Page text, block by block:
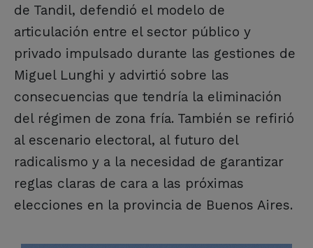
de Tandil, defendió el modelo de
articulación entre el sector público y
privado impulsado durante las gestiones de
Miguel Lunghi y advirtió sobre las
consecuencias que tendría la eliminación
del régimen de zona fría. También se refirió
al escenario electoral, al futuro del
radicalismo y a la necesidad de garantizar
reglas claras de cara a las próximas
elecciones en la provincia de Buenos Aires.